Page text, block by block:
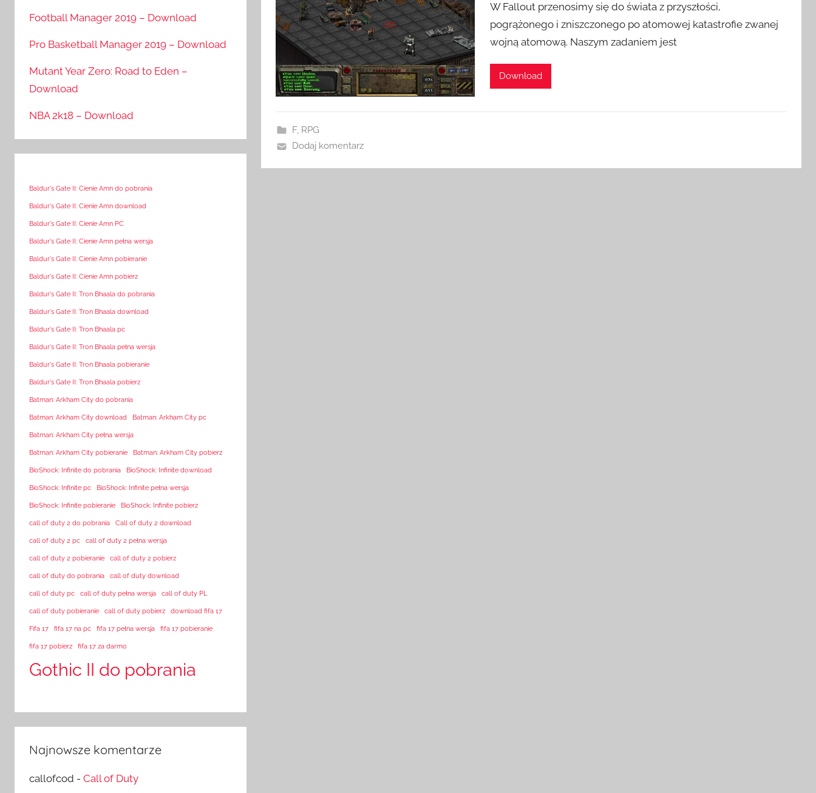
W Fallout przenosimy się do świata z przyszłości,
pogrążonego i zniszczonego po atomowej katastrofie zwanej
wojną atomową. Naszym zadaniem jest
Download
F, RPG
Dodaj komentarz
Football Manager 2019 – Download
Pro Basketball Manager 2019 – Download
Mutant Year Zero: Road to Eden –
Download
NBA 2k18 – Download
Baldur's Gate II: Cienie Amn do pobrania
Baldur's Gate II: Cienie Amn download
Baldur's Gate II: Cienie Amn PC
Baldur's Gate II: Cienie Amn pełna wersja
Baldur's Gate II: Cienie Amn pobieranie
Baldur's Gate II: Cienie Amn pobierz
Baldur's Gate II: Tron Bhaala do pobrania
Baldur's Gate II: Tron Bhaala download
Baldur's Gate II: Tron Bhaala pc
Baldur's Gate II: Tron Bhaala pełna wersja
Baldur's Gate II: Tron Bhaala pobieranie
Baldur's Gate II: Tron Bhaala pobierz
Batman: Arkham City do pobrania
Batman: Arkham City download Batman: Arkham City pc
Batman: Arkham City pełna wersja
Batman: Arkham City pobieranie Batman: Arkham City pobierz
BioShock: Infinite do pobrania BioShock: Infinite download
BioShock: Infinite pc BioShock: Infinite pełna wersja
BioShock: Infinite pobieranie BioShock: Infinite pobierz
call of duty 2 do pobrania Call of duty 2 download
call of duty 2 pc call of duty 2 pełna wersja
call of duty 2 pobieranie call of duty 2 pobierz
call of duty do pobrania call of duty download
call of duty pc call of duty pełna wersja call of duty PL
call of duty pobieranie call of duty pobierz download fifa 17
Fifa 17 fifa 17 na pc fifa 17 pełna wersja fifa 17 pobieranie
fifa 17 pobierz fifa 17 za darmo
Gothic II do pobrania
Najnowsze komentarze
callofcod - Call of Duty